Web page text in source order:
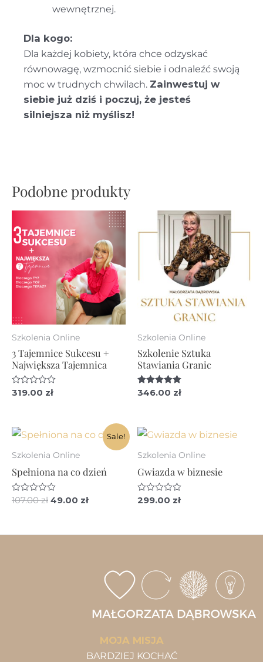
wewnętrznej.
Dla kogo:
Dla każdej kobiety, która chce odzyskać
równowagę, wzmocnić siebie i odnaleźć swoją
moc w trudnych chwilach. Zainwestuj w
siebie już dziś i poczuj, że jesteś
silniejsza niż myślisz!
Podobne produkty
Szkolenia Online
3 Tajemnice Sukcesu +
Największa Tajemnica
Oceniono
319.00 zł
Szkolenia Online
Szkolenie Sztuka
Stawiania Granic
Oceniono
346.00 zł
Sale!
Szkolenia Online
Spełniona na co dzień
Oceniono
107.00zł Pierwotna
107.00 zł.
49.00 złAktualna
49.00 zł.
Szkolenia Online
Gwiazda w biznesie
Oceniono
299.00 zł
MOJA MISJA
BARDZIEJ KOCHAĆ